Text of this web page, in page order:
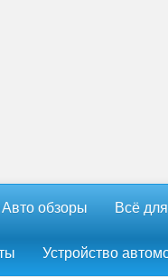
Авто обзоры Всё
Устройство